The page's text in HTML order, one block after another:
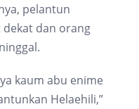
pelantun
dan orang
kaum abu enime
Helaehili,”